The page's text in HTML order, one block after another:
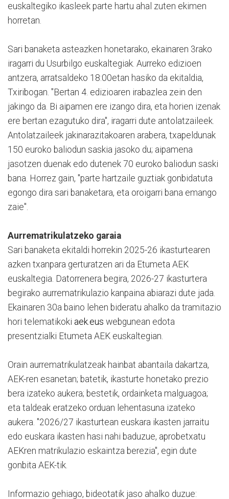
euskaltegiko ikasleek parte hartu ahal zuten ekimen
horretan.
Sari banaketa asteazken honetarako, ekainaren 3rako
iragarri du Usurbilgo euskaltegiak. Aurreko edizioen
antzera, arratsaldeko 18:00etan hasiko da ekitaldia,
Txiribogan. "Bertan 4. edizioaren irabazlea zein den
jakingo da. Bi aipamen ere izango dira, eta horien izenak
ere bertan ezagutuko dira", iragarri dute antolatzaileek.
Antolatzaileek jakinarazitakoaren arabera, txapeldunak
150 euroko baliodun saskia jasoko du; aipamena
jasotzen duenak edo dutenek 70 euroko baliodun saski
bana. Horrez gain, "parte hartzaile guztiak gonbidatuta
egongo dira sari banaketara, eta oroigarri bana emango
zaie".
Aurrematrikulatzeko garaia
Sari banaketa ekitaldi horrekin 2025-26 ikasturtearen
azken txanpara gerturatzen ari da Etumeta AEK
euskaltegia. Datorrenera begira, 2026-27 ikasturtera
begirako aurrematrikulazio kanpaina abiarazi dute jada.
Ekainaren 30a baino lehen bideratu ahalko da tramitazio
hori telematikoki aek.eus webgunean edota
presentzialki Etumeta AEK euskaltegian.
Orain aurrematrikulatzeak hainbat abantaila dakartza,
AEK-ren esanetan; batetik, ikasturte honetako prezio
bera izateko aukera; bestetik, ordainketa malguagoa;
eta taldeak eratzeko orduan lehentasuna izateko
aukera. "2026/27 ikasturtean euskara ikasten jarraitu
edo euskara ikasten hasi nahi baduzue, aprobetxatu
AEKren matrikulazio eskaintza berezia", egin dute
gonbita AEK-tik.
Informazio gehiago, bideotatik jaso ahalko duzue: